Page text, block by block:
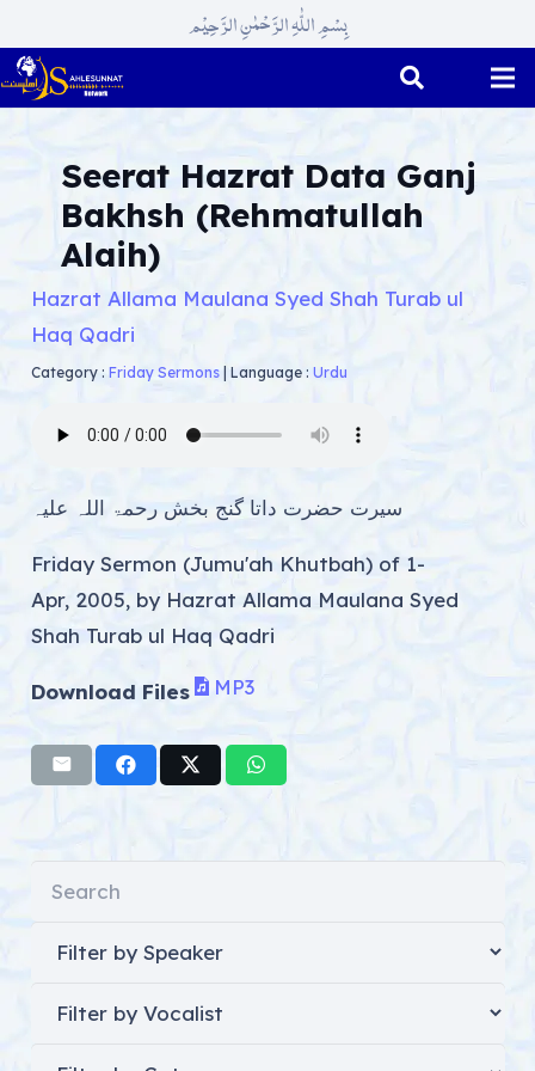
بِسْمِ اللّٰہِ الرَّحْمٰنِ الرَّحِیْم
Seerat Hazrat Data Ganj
Bakhsh (Rehmatullah
Alaih)
Hazrat Allama Maulana Syed Shah Turab ul
Haq Qadri
Category : Friday Sermons| Language : Urdu
سیرت حضرت داتا گنج بخش رحمۃ اللہ علیہ
Friday Sermon (Jumu'ah Khutbah) of 1-
Apr, 2005, by Hazrat Allama Maulana Syed
Shah Turab ul Haq Qadri
Download Files MP3